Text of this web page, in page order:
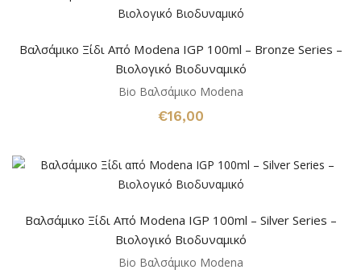
Βαλσάμικο Ξίδι Από Modena IGP 100ml – Bronze Series –
Bιολογικό Βιοδυναμικό
Bio Βαλσάμικο Modena
€16,00
Βαλσάμικο Ξίδι Από Modena IGP 100ml – Silver Series –
Bιολογικό Βιοδυναμικό
Bio Βαλσάμικο Modena